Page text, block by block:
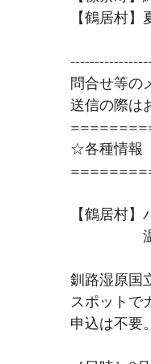
【鶴居村
問合せ等の
送信の際は
☆各種情報
【鶴居村
温根内
釧路湿原国
スポットで
申込は不要